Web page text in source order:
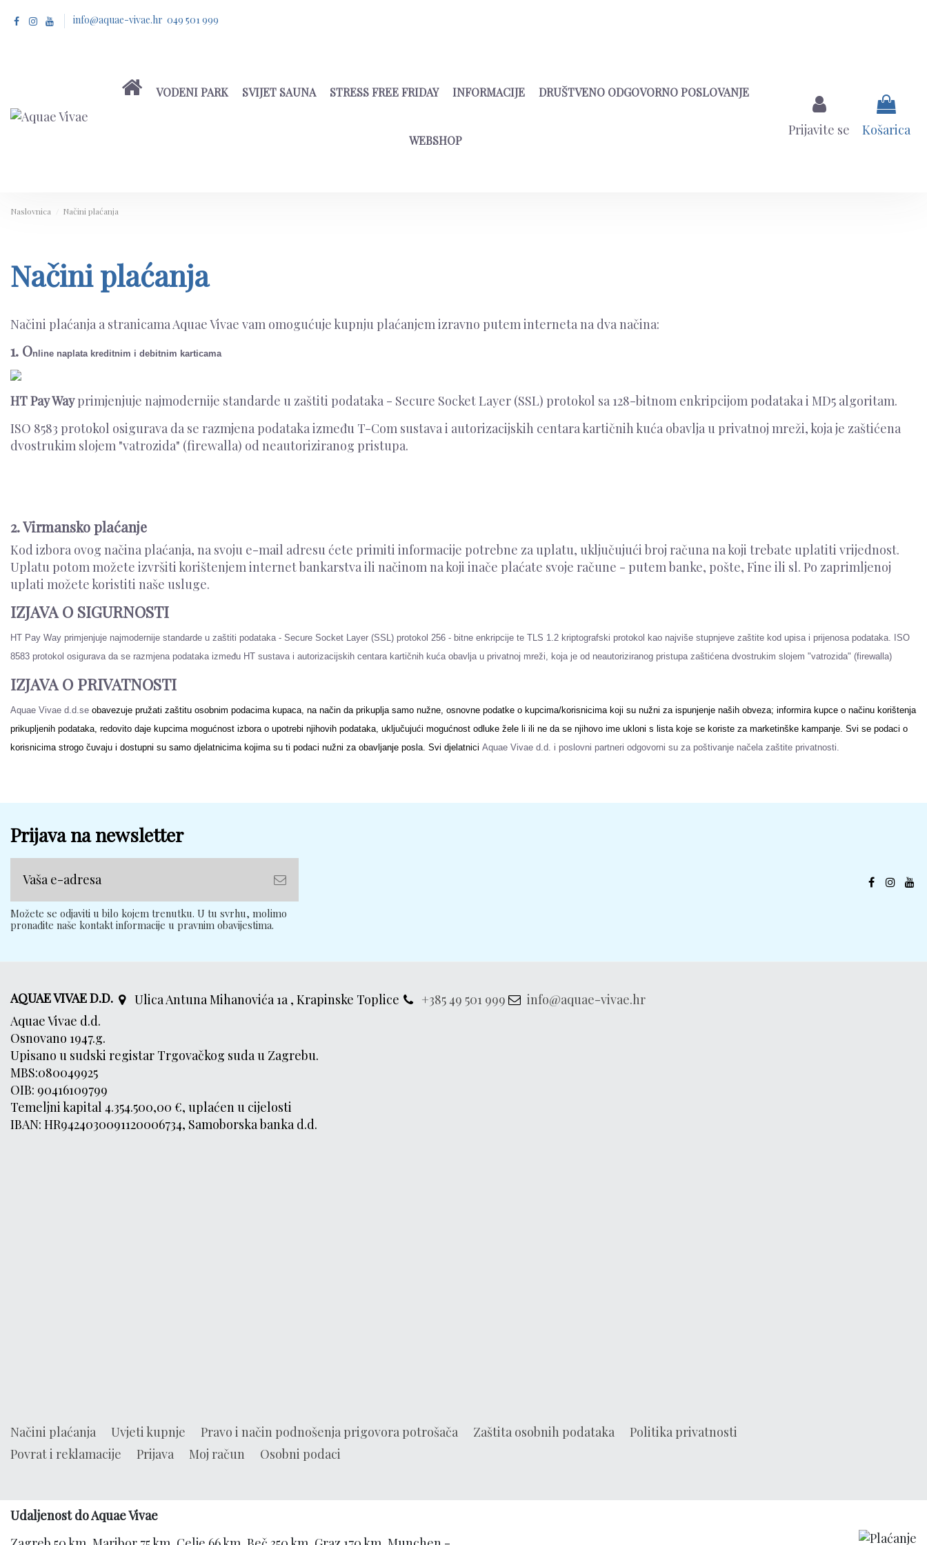
info@aquae-vivae.hr 049 501 999
VODENI PARK SVIJET SAUNA STRESS FREE FRIDAY INFORMACIJE DRUŠTVENO ODGOVORNO POSLOVANJE
WEBSHOP
Prijavite se Košarica
Naslovnica Načini plaćanja
Načini plaćanja
Načini plaćanja a stranicama Aquae Vivae vam omogućuje kupnju plaćanjem izravno putem interneta na dva načina:
1. Online naplata kreditnim i debitnim karticama
HT Pay Wayprimjenjuje najmodernije standarde u zaštiti podataka - Secure Socket Layer (SSL) protokol sa 128-bitnom enkripcijom podataka i MD5 algoritam.
ISO 8583 protokol osigurava da se razmjena podataka između T-Com sustava i autorizacijskih centara kartičnih kuća obavlja u privatnoj mreži, koja je zaštićena
dvostrukim slojem "vatrozida" (firewalla) od neautoriziranog pristupa.
2. Virmansko plaćanje
Kod izbora ovog načina plaćanja, na svoju e-mail adresu ćete primiti informacije potrebne za uplatu, uključujući broj računa na koji trebate uplatiti vrijednost.
Uplatu potom možete izvršiti korištenjem internet bankarstva ili načinom na koji inače plaćate svoje račune - putem banke, pošte, Fine ili sl. Po zaprimljenoj
uplati možete koristiti naše usluge.
IZJAVA O SIGURNOSTI
HT Pay Way primjenjuje najmodernije standarde u zaštiti podataka - Secure Socket Layer (SSL) protokol 256 - bitne enkripcije te TLS 1.2 kriptografski protokol kao najviše stupnjeve zaštite kod upisa i prijenosa podataka. ISO
8583 protokol osigurava da se razmjena podataka između HT sustava i autorizacijskih centara kartičnih kuća obavlja u privatnoj mreži, koja je od neautoriziranog pristupa zaštićena dvostrukim slojem "vatrozida" (firewalla)
IZJAVA O PRIVATNOSTI
Aquae Vivae d.d.se obavezuje pružati zaštitu osobnim podacima kupaca, na način da prikuplja samo nužne, osnovne podatke o kupcima/korisnicima koji su nužni za ispunjenje naših obveza; informira kupce o načinu korištenja
prikupljenih podataka, redovito daje kupcima mogućnost izbora o upotrebi njihovih podataka, uključujući mogućnost odluke žele li ili ne da se njihovo ime ukloni s lista koje se koriste za marketinške kampanje. Svi se podaci o
korisnicima strogo čuvaju i dostupni su samo djelatnicima kojima su ti podaci nužni za obavljanje posla. Svi djelatnici Aquae Vivae d.d. i poslovni partneri odgovorni su za poštivanje načela zaštite privatnosti.
Prijava na newsletter
Možete se odjaviti u bilo kojem trenutku. U tu svrhu, molimo
pronađite naše kontakt informacije u pravnim obavijestima.
AQUAE VIVAE D.D. Ulica Antuna Mihanovića 1a , Krapinske Toplice +385 49 501 999
info@aquae-vivae.hr
Aquae Vivae d.d.
Osnovano 1947.g.
Upisano u sudski registar Trgovačkog suda u Zagrebu.
MBS:080049925
OIB: 90416109799
Temeljni kapital 4.354.500,00 €, uplaćen u cijelosti
IBAN: HR9424030091120006734, Samoborska banka d.d.
Načini plaćanja Uvjeti kupnje Pravo i način podnošenja prigovora potrošača Zaštita osobnih podataka
Politika privatnosti
Povrat i reklamacije
Prijava Moj račun Osobni podaci
Udaljenost do Aquae Vivae